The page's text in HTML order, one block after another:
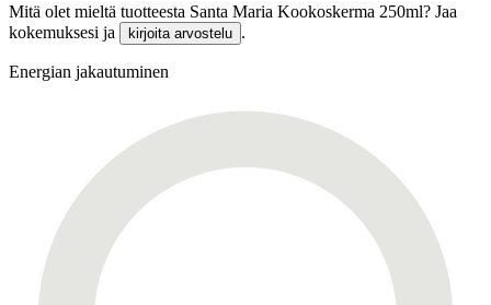
Mitä olet mieltä tuotteesta Santa Maria Kookoskerma 250ml? Jaa
kokemuksesi ja
kirjoita arvostelu .
Energian jakautuminen